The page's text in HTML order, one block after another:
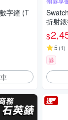
字鐘 (T
折射
瑞士
$
5 (1)
券